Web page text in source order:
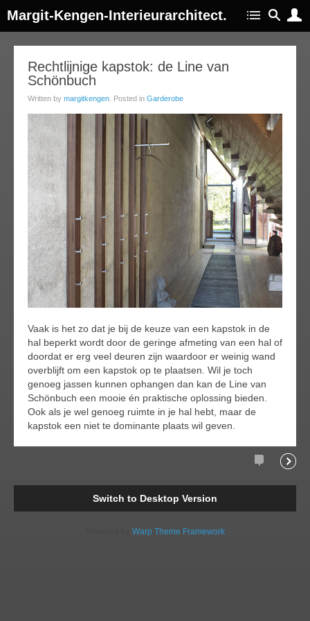
Margit-Kengen-Interieurarchitect.
Rechtlijnige kapstok: de Line van
Schönbuch
Written by margitkengen . Posted in Garderobe
Vaak is het zo dat je bij de keuze van een kapstok in de
hal beperkt wordt door de geringe afmeting van een hal of
doordat er erg veel deuren zijn waardoor er weinig wand
overblijft om een kapstok op te plaatsen. Wil je toch
genoeg jassen kunnen ophangen dan kan de Line van
Schönbuch een mooie én praktische oplossing bieden.
Ook als je wel genoeg ruimte in je hal hebt, maar de
kapstok een niet te dominante plaats wil geven.
Comments
Switch to Desktop Version
Warp Theme Framework